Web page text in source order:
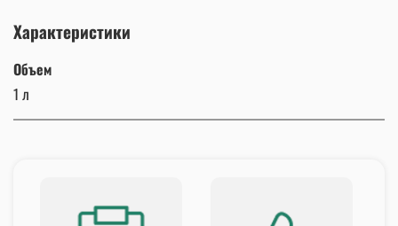
Характеристики
Объем
1 л